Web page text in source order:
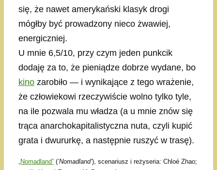
się, że nawet amerykański klasyk drogi
mógłby być prowadzony nieco żwawiej,
energiczniej.
U mnie 6,5/10, przy czym jeden punkcik
dodaję za to, że pieniądze dobrze wydane, bo
kino zarobiło — i wynikające z tego wrażenie,
że człowiekowi rzeczywiście wolno tylko tyle,
na ile pozwala mu władza (a u mnie znów się
trąca anarchokapitalistyczna nuta, czyli kupić
grata i dwururkę, a następnie ruszyć w trasę).
„Nomadland” (’Nomadland’), scenariusz i reżyseria: Chloé Zhao;